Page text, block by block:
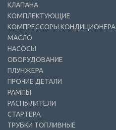
КЛАПАНА
КОМПЛЕКТУЮЩИЕ
КОМПРЕССОРЫ КОНДИЦИОНЕРА
МАСЛО
НАСОСЫ
ОБОРУДОВАНИЕ
ПЛУНЖЕРА
ПРОЧИЕ ДЕТАЛИ
РАМПЫ
РАСПЫЛИТЕЛИ
СТАРТЕРА
ТРУБКИ ТОПЛИВНЫЕ